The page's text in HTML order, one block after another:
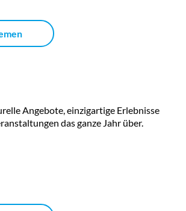
Angebote, einzigartige Erlebnisse
das ganze Jahr über.